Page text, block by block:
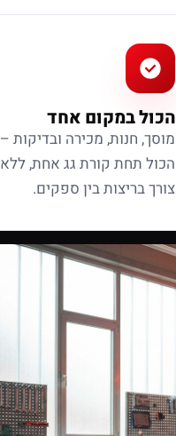
הכול במקום אחד
מוסך, חנות, מכירה ובדיקות –
הכול תחת קורת גג אחת, ללא
צורך בריצות בין ספקים.